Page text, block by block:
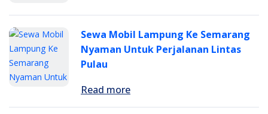
Sewa Mobil Lampung Ke Semarang
Nyaman Untuk Perjalanan Lintas
Pulau
Read more